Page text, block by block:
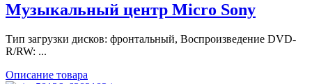
Музыкальный центр Micro Sony
Тип загрузки дисков: фронтальный, Воспроизведение DVD-
R/RW: ...
Описание товара